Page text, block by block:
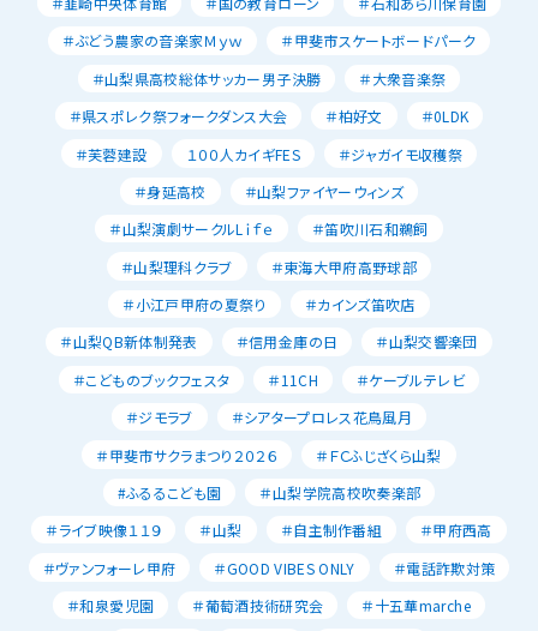
＃ぶどう農家の音楽家Ｍｙｗ
＃甲斐市スケートボードパーク
＃山梨県高校総体サッカー男子決勝
＃大衆音楽祭
＃県スポレク祭フォークダンス大会
＃柏好文
＃0LDK
＃芙蓉建設
１００人カイギFES
＃ジャガイモ収穫祭
＃身延高校
＃山梨ファイヤーウィンズ
＃山梨演劇サークルLｉｆｅ
＃笛吹川石和鵜飼
＃山梨理科クラブ
＃東海大甲府高野球部
＃小江戸甲府の夏祭り
＃カインズ笛吹店
＃山梨QB新体制発表
＃信用金庫の日
＃山梨交響楽団
＃こどものブックフェスタ
＃11CH
＃ケーブルテレビ
＃ジモラブ
＃シアタープロレス花鳥風月
＃甲斐市サクラまつり２０２６
＃ＦＣふじざくら山梨
#ふるるこども園
＃山梨学院高校吹奏楽部
＃ライブ映像１１９
＃山梨 ＃自主制作番組
＃甲府西高
＃ヴァンフォーレ甲府
＃GOOD VIBES ONLY
＃電話詐欺対策
＃和泉愛児園
＃葡萄酒技術研究会
＃十五華marche